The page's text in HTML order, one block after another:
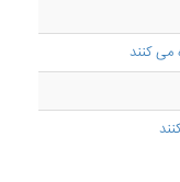
می کنند